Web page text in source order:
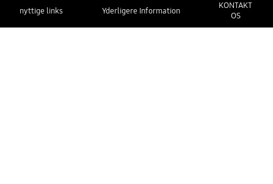
nyttige links Yderligere Information
KONTAKT
OS